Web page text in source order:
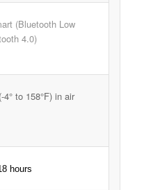
(Bluetooth Low
4.0)
4° to 158°F) in air
hours